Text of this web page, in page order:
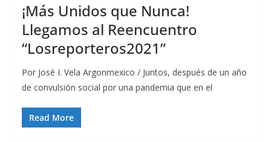
¡Más Unidos que Nunca!
Llegamos al Reencuentro
“Losreporteros2021”
Por José I. Vela Argonmexico / Juntos, después de un año
de convulsión social por una pandemia que en el
Read More